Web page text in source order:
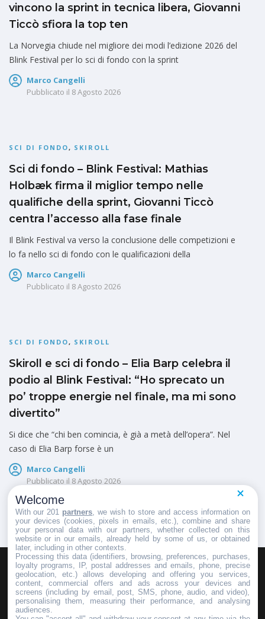
vincono la sprint in tecnica libera, Giovanni
Ticcò sfiora la top ten
La Norvegia chiude nel migliore dei modi l’edizione 2026 del
Blink Festival per lo sci di fondo con la sprint
Marco Cangelli
Pubblicato il 8 Agosto 2026
SCI DI FONDO, SKIROLL
Sci di fondo – Blink Festival: Mathias
Holbæk firma il miglior tempo nelle
qualifiche della sprint, Giovanni Ticcò
centra l’accesso alla fase finale
Il Blink Festival va verso la conclusione delle competizioni e
lo fa nello sci di fondo con le qualificazioni della
Marco Cangelli
Pubblicato il 8 Agosto 2026
SCI DI FONDO, SKIROLL
Skiroll e sci di fondo – Elia Barp celebra il
podio al Blink Festival: “Ho sprecato un
po’ troppe energie nel finale, ma mi sono
divertito”
Si dice che “chi ben comincia, è già a metà dell’opera”. Nel
caso di Elia Barp forse è un
Marco Cangelli
Pubblicato il 8 Agosto 2026
HOMEPAGEREDAZIONEINVIA UN COMUNICATO STAMPA
PUBBLICITÀSCRIVI AL DIRETTORE
Welcome
With our 201 partners , we wish to store and access information on
your devices (cookies, pixels in emails, etc.), combine and share
your personal data with our partners, whether collected on this
website or in our emails, already held by some of us, or obtained
later, including in other contexts.
Processing this data (identifiers, browsing, preferences, purchases,
loyalty programs, IP, postal addresses and emails, phone, precise
geolocation, etc.) allows developing and offering you services,
content, commercial offers and ads across your devices and
screens (including by email, post, SMS, phone, audio, and video),
personalising them, measuring their performance, and analysing
audiences.